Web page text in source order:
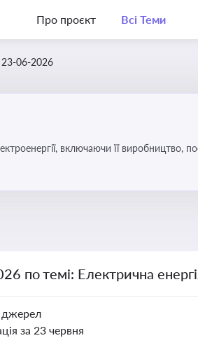
Про проєкт Всі Теми
23-06-2026
включаючи її виробництво,
по темі: Електрична
джерел
за 23 червня